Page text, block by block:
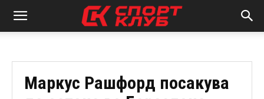
Маркус Рашфорд посакува